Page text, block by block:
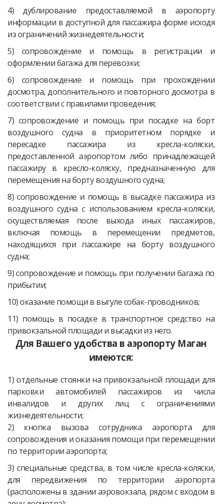
4) дублирование предоставляемой в аэропорту
информации в доступной для пассажира форме исходя
из ограничений жизнедеятельности;
5) сопровождение и помощь в регистрации и
оформлении багажа для перевозки;
6) сопровождение и помощь при прохождении
досмотра, дополнительного и повторного досмотра в
соответствии с правилами проведения;
7) сопровождение и помощь при посадке на борт
воздушного судна в приоритетном порядке и
пересадке пассажира из кресла-коляски,
предоставленной аэропортом либо принадлежащей
пассажиру в кресло-коляску, предназначенную для
перемещения на борту воздушного судна;
8) сопровождение и помощь в высадке пассажира из
воздушного судна с использованием кресла-коляски,
осуществляемая после выхода иных пассажиров,
включая помощь в перемещении предметов,
находящихся при пассажире на борту воздушного
судна;
9) сопровождение и помощь при получении багажа по
прибытии;
10) оказание помощи в выгуле собак-проводников;
11) помощь в посадке в транспортное средство на
привокзальной площади и высадки из него.
Для Вашего удобства в аэропорту Маган
имеются:
1) отдельные стоянки на привокзальной площади для
парковки автомобилей пассажиров из числа
инвалидов и других лиц с ограничениями
жизнедеятельности;
2) кнопка вызова сотрудника аэропорта для
сопровождения и оказания помощи при перемещении
по территории аэропорта;
3) специальные средства, в том числе кресла-коляски,
для передвижения по территории аэропорта
(расположены в здании аэровокзала, рядом с входом в